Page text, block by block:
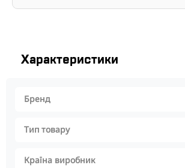
Характеристики
Бренд
Тип товару
Країна виробник